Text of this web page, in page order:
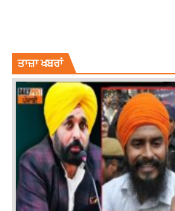
ਤਾਜ਼ਾ ਖਬਰਾਂ